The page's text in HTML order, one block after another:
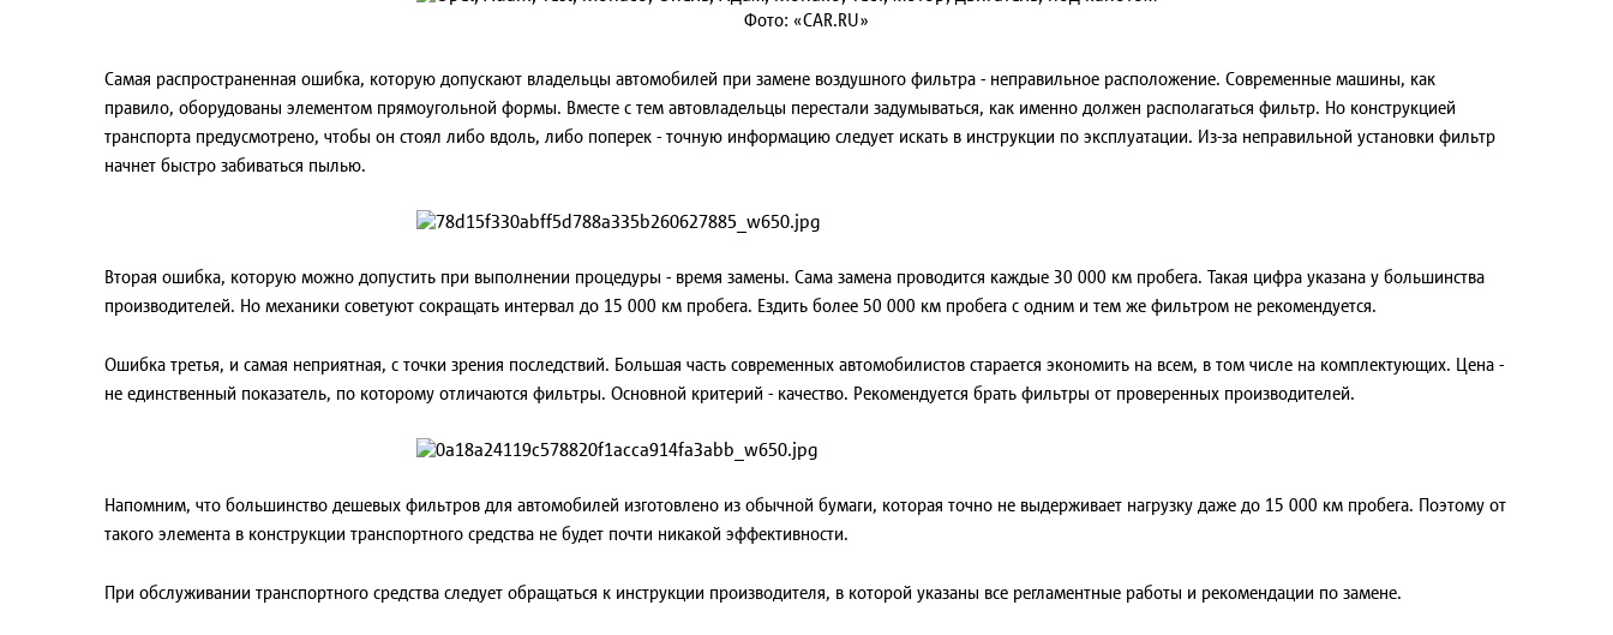
Фото: «CAR.RU»
Самая распространенная ошибка, которую допускают владельцы автомобилей при замене воздушного фильтра - неправильное расположение. Современные машины, как
правило, оборудованы элементом прямоугольной формы. Вместе с тем автовладельцы перестали задумываться, как именно должен располагаться фильтр. Но конструкцией
транспорта предусмотрено, чтобы он стоял либо вдоль, либо поперек - точную информацию следует искать в инструкции по эксплуатации. Из-за неправильной установки фильтр
начнет быстро забиваться пылью.
Вторая ошибка, которую можно допустить при выполнении процедуры - время замены. Сама замена проводится каждые 30 000 км пробега. Такая цифра указана у большинства
производителей. Но механики советуют сокращать интервал до 15 000 км пробега. Ездить более 50 000 км пробега с одним и тем же фильтром не рекомендуется.
Ошибка третья, и самая неприятная, с точки зрения последствий. Большая часть современных автомобилистов старается экономить на всем, в том числе на комплектующих. Цена -
не единственный показатель, по которому отличаются фильтры. Основной критерий - качество. Рекомендуется брать фильтры от проверенных производителей.
Напомним, что большинство дешевых фильтров для автомобилей изготовлено из обычной бумаги, которая точно не выдерживает нагрузку даже до 15 000 км пробега. Поэтому от
такого элемента в конструкции транспортного средства не будет почти никакой эффективности.
При обслуживании транспортного средства следует обращаться к инструкции производителя, в которой указаны все регламентные работы и рекомендации по замене.